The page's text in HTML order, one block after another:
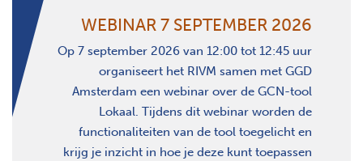
WEBINAR 7 SEPTEMBER 2026
Op 7 september 2026 van 12:00 tot 12:45 uur
organiseert het RIVM samen met GGD
Amsterdam een webinar over de GCN-tool
Lokaal. Tijdens dit webinar worden de
functionaliteiten van de tool toegelicht en
krijg je inzicht in hoe je deze kunt toepassen